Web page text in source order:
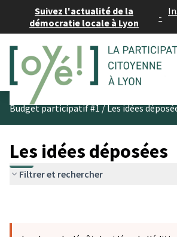
Suivez l'actualité de la
démocratie locale à Lyon
-
Budget participatif #1/Les idées
Les idées déposées
Filtrer et rechercher